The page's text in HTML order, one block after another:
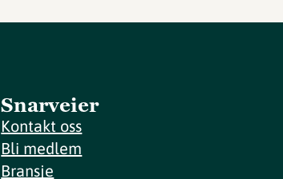
Snarveier
Kontakt oss
Bli medlem
Bransje